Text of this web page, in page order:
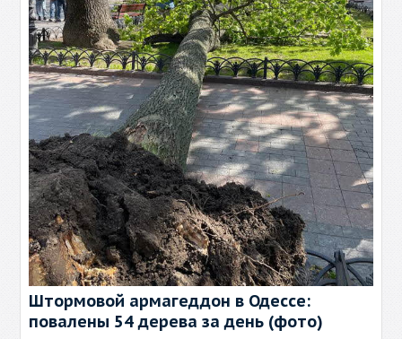
Штормовой армагеддон в Одессе:
повалены 54 дерева за день (фото)